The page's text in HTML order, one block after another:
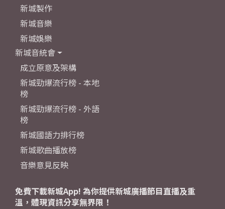
新城製作
新城音樂
新城娛樂
新城音統會
成立原意及架構
新城勁爆流行榜 - 本地
榜
新城勁爆流行榜 - 外語
榜
新城國語力排行榜
新城歌曲播放榜
音樂意見反映
免費下載新城App! 為你提供新城廣播節目直播及重
溫，體現資訊分享無界限！